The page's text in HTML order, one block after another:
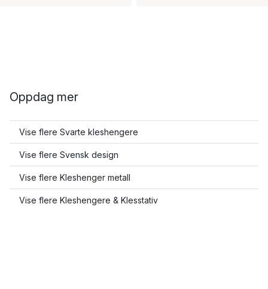
Oppdag mer
Vise flere Svarte kleshengere
Vise flere Svensk design
Vise flere Kleshenger metall
Vise flere Kleshengere & Klesstativ